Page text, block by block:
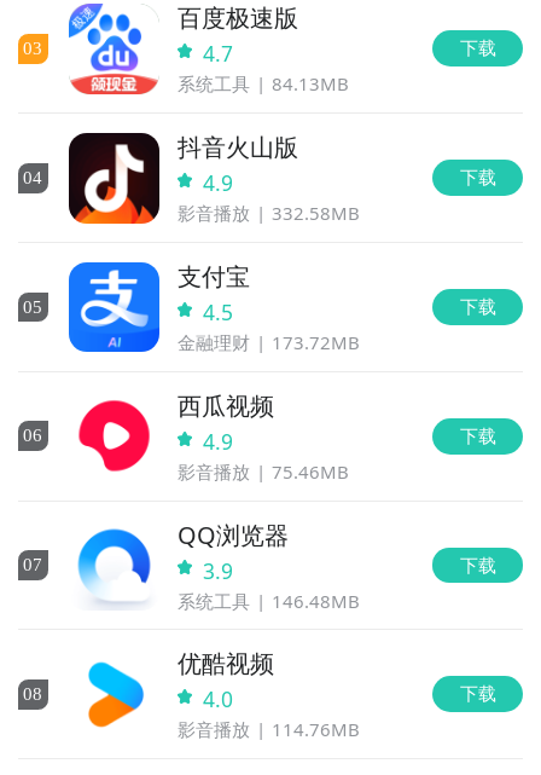
03
百度极速版
4.7
系统工具 84.13MB
下载
04
抖音火山版
4.9
影音播放 332.58MB
下载
05
支付宝
4.5
金融理财 173.72MB
下载
06
西瓜视频
4.9
影音播放 75.46MB
下载
07
QQ浏览器
3.9
系统工具 146.48MB
下载
08
优酷视频
4.0
影音播放 114.76MB
下载